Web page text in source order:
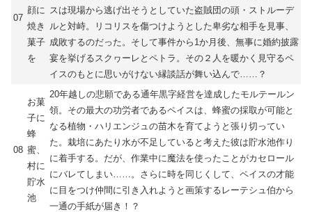
07
顔に
焼き
菓子
を
スは現場から逃げ出そうとしていた盗賊団の頭・ストルーデ
ルと対峙。リコリスを傷つけようとした卑劣な相手を見事、
成敗するのだった。そして事件から1か月後、無事に婚約披露
宴を挙げるスクヮーレとペトラ。その２人を暖かく見守るペ
イスのもとに思いがけない縁談話が舞い込んで……？
08
お菓
子に
蜂
蜜、
村に
貯水
池
20年越しの悲願である通年黒字経営を達成したモルテールン
領。その最大の功労者であるペイスは、蜂蜜の採取が可能と
なる植物・ハリエンジュの苗木を育てようと張り切ってい
た。栽培にあたり水が不足していると考えた彼は貯水池作り
に着手する。だが、作業中に魔法を使ったことがカセロール
にバレてしまい……。さらに時を同じくして、ペイスの才能
に目をつけ仲間に引き入れようと画策するレーテシュ伯から
一通の手紙が届き！？